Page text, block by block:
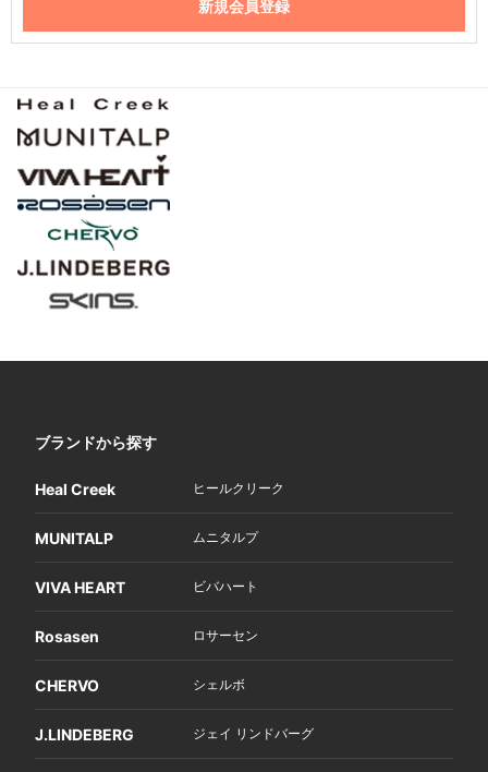
ブランドから探す
Heal Creek ヒールクリーク
MUNITALP ムニタルプ
VIVA HEART ビバハート
Rosasen ロサーセン
CHERVO シェルボ
J.LINDEBERG ジェイ リンドバーグ